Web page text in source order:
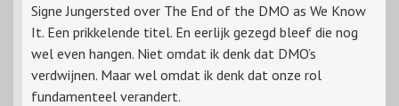
Signe Jungersted over The End of the DMO as We Know
It. Een prikkelende titel. En eerlijk gezegd bleef die nog
wel even hangen. Niet omdat ik denk dat DMO’s
verdwijnen. Maar wel omdat ik denk dat onze rol
fundamenteel verandert.